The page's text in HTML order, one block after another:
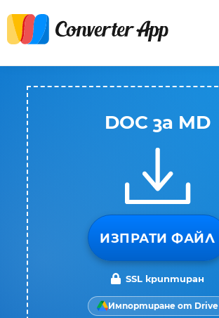
DOC за MD
ИЗПРАТИ ФАЙЛ
SSL криптиран
Импортиране от Drive